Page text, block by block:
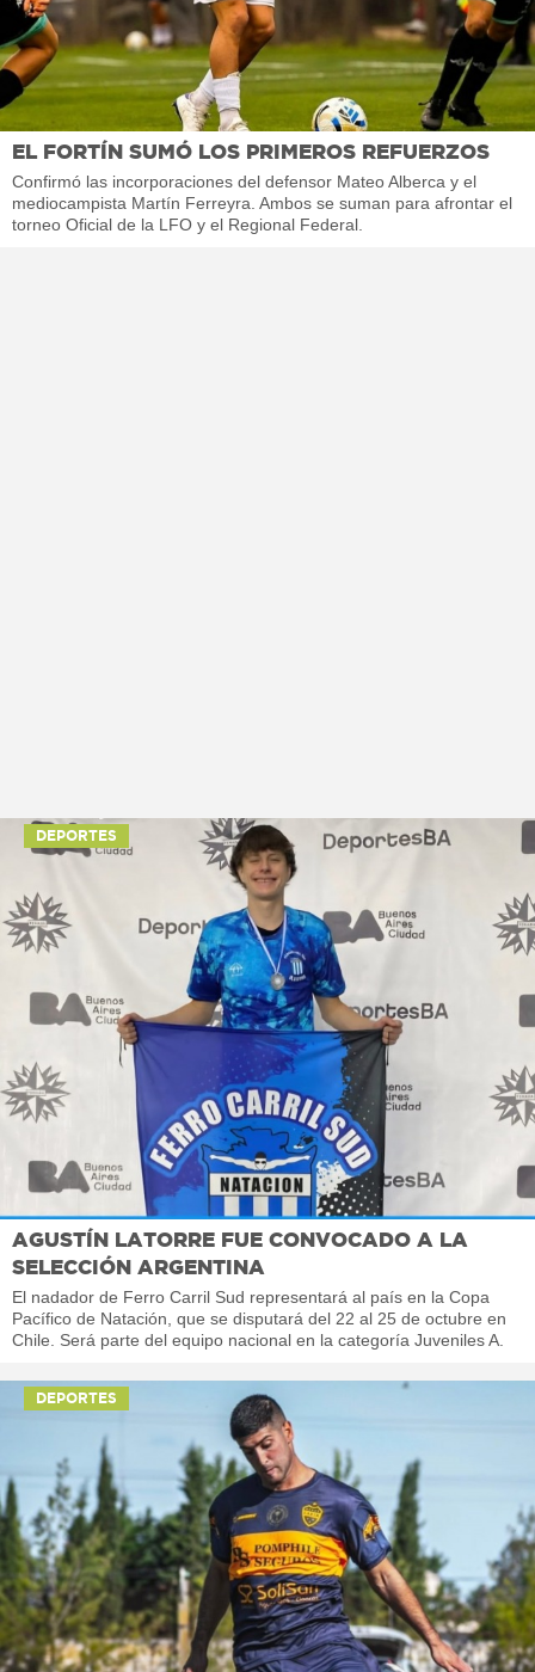
EL FORTÍN SUMÓ LOS PRIMEROS REFUERZOS
Confirmó las incorporaciones del defensor Mateo Alberca y el
mediocampista Martín Ferreyra. Ambos se suman para afrontar el
torneo Oficial de la LFO y el Regional Federal.
DEPORTES
AGUSTÍN LATORRE FUE CONVOCADO A LA
SELECCIÓN ARGENTINA
El nadador de Ferro Carril Sud representará al país en la Copa
Pacífico de Natación, que se disputará del 22 al 25 de octubre en
Chile. Será parte del equipo nacional en la categoría Juveniles A.
DEPORTES